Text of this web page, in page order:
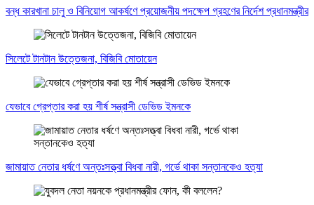
বন্ধ কারখানা চালু ও বিনিয়োগ আকর্ষণে প্রয়োজনীয় পদক্ষেপ গ্রহণের নির্দেশ প্রধানমন্ত্রীর
সিলেটে টানটান উত্তেজনা, বিজিবি মোতায়েন
যেভাবে গ্রেপ্তার করা হয় শীর্ষ সন্ত্রাসী ডেভিড ইমনকে
জামায়াত নেতার ধর্ষণে অন্তঃসত্ত্বা বিধবা নারী, গর্ভে থাকা সন্তানকেও হত্যা